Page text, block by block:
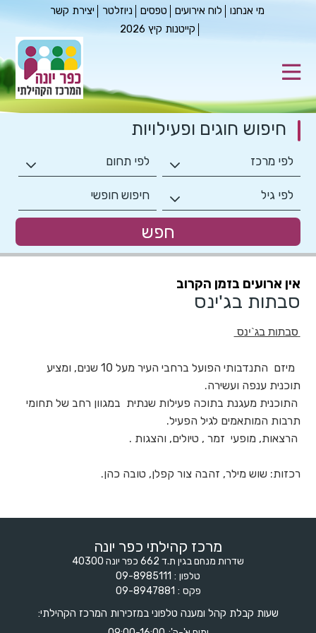
מי אנחנו לוח אירועים טפסים ניוזלטר
יצירת קשר
קייטנות קיץ 2026
חיפוש חוגים ופעילויות
אין ארועים בזמן הקרוב
סבתות בג'ינס
סבתות בג`ינס
מיזם התנדבותי הפועל ברחבי העיר מעל 10 שנים, ומציע
תוכנית ענפה ועשירה.
התוכנית מעגנת בתוכה פעילות שנתית במגוון רחב של תחומי
תרבות המותאמים לגיל הפעיל.
הרצאות, מופעי זמר , טיולים, והצגות .
רכזות: שוש מילר, זהבה צור קפלן, טובה כהן.
מרכז קהילתי כפר יונה
שדרות מנחם בגין ת.ד 662 כפר יונה 40300
טלפון
09-8985111
פקס
09-8947881
שעות קבלת קהל ומענה טלפוני במזכירות המרכז הקהילתי: